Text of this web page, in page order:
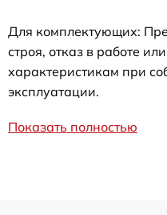
Для комплектующих:
строя, отказ в работе
характеристикам при
эксплуатации.
Показать полностью